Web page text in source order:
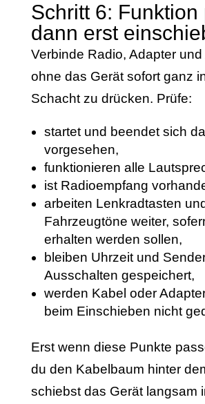
Schritt 6: Funktion
dann erst
Verbinde Radio, Adapter
ohne das Gerät sofort ganz
Schacht zu drücken. Prüfe:
startet und beendet sich
vorgesehen,
funktionieren alle
ist Radioempfang
arbeiten Lenkradtasten und
Fahrzeugtöne weiter,
erhalten werden sollen,
bleiben Uhrzeit und
Ausschalten gespeichert,
werden Kabel oder
beim Einschieben nicht
Erst wenn diese Punkte
du den Kabelbaum hinter
schiebst das Gerät langsam